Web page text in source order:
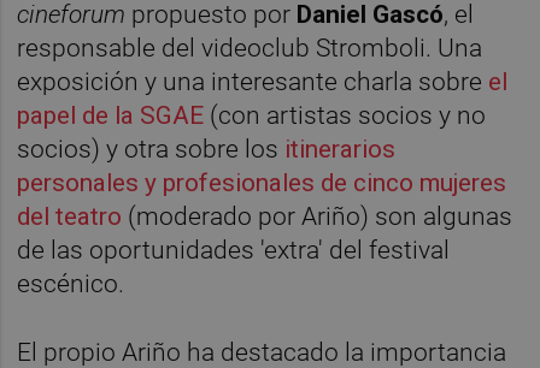
cineforum propuesto por Daniel Gascó, el
responsable del videoclub Stromboli. Una
exposición y una interesante charla sobre el
papel de la SGAE (con artistas socios y no
socios) y otra sobre los itinerarios
personales y profesionales de cinco mujeres
del teatro (moderado por Ariño) son algunas
de las oportunidades 'extra' del festival
escénico.
El propio Ariño ha destacado la importancia